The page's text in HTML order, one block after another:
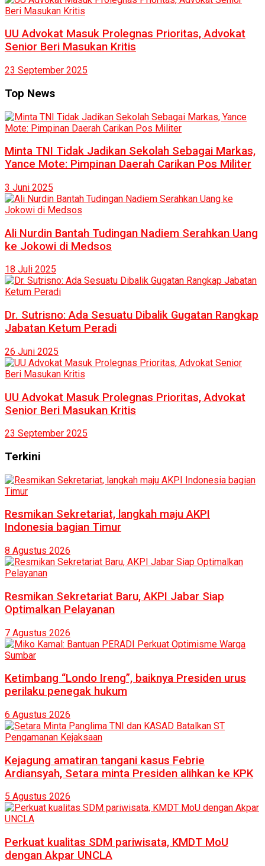
UU Advokat Masuk Prolegnas Prioritas, Advokat
Senior Beri Masukan Kritis
23 September 2025
Top News
Minta TNI Tidak Jadikan Sekolah Sebagai Markas,
Yance Mote: Pimpinan Daerah Carikan Pos Militer
3 Juni 2025
Ali Nurdin Bantah Tudingan Nadiem Serahkan Uang
ke Jokowi di Medsos
18 Juli 2025
Dr. Sutrisno: Ada Sesuatu Dibalik Gugatan Rangkap
Jabatan Ketum Peradi
26 Juni 2025
UU Advokat Masuk Prolegnas Prioritas, Advokat
Senior Beri Masukan Kritis
23 September 2025
Terkini
Resmikan Sekretariat, langkah maju AKPI
Indonesia bagian Timur
8 Agustus 2026
Resmikan Sekretariat Baru, AKPI Jabar Siap
Optimalkan Pelayanan
7 Agustus 2026
Ketimbang “Londo Ireng”, baiknya Presiden urus
perilaku penegak hukum
6 Agustus 2026
Kejagung amatiran tangani kasus Febrie
Ardiansyah, Setara minta Presiden alihkan ke KPK
5 Agustus 2026
Perkuat kualitas SDM pariwisata, KMDT MoU
dengan Akpar UNCLA